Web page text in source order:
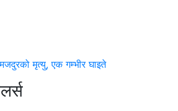
मृत्यु, एक गम्भीर घाइते